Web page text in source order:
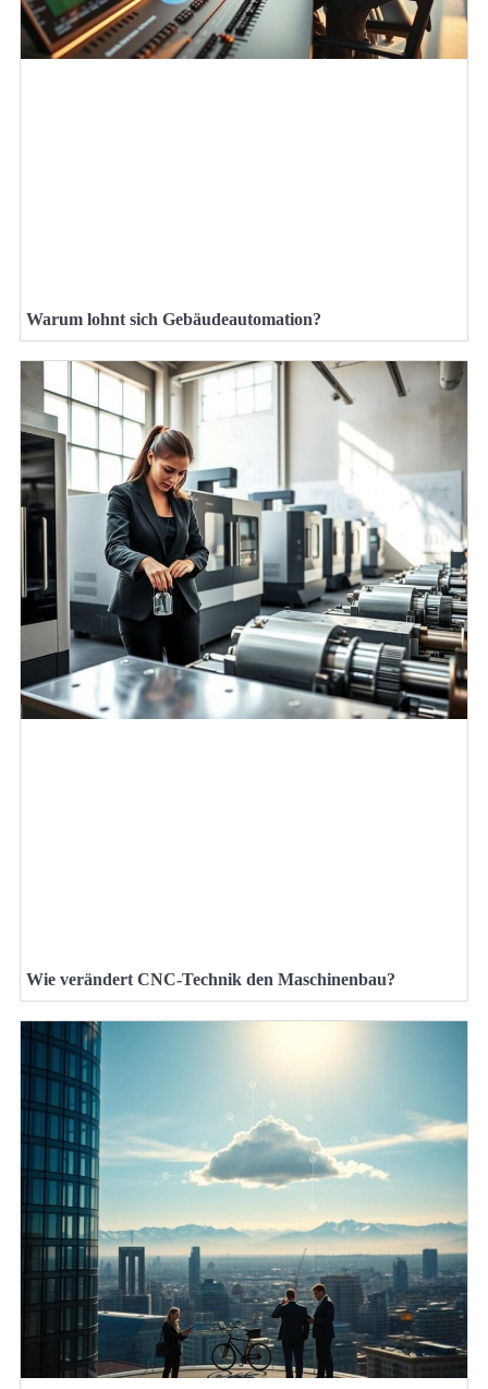
Warum lohnt sich Gebäudeautomation?
Wie verändert CNC-Technik den Maschinenbau?